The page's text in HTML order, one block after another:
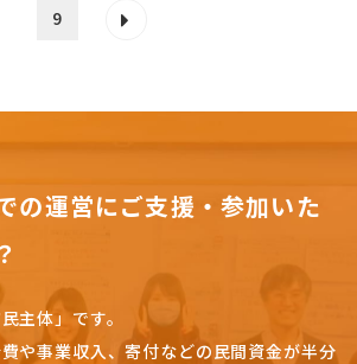
9
の運営にご支援・参加いた
主体」です。
や事業収入、寄付などの民間資金が半分